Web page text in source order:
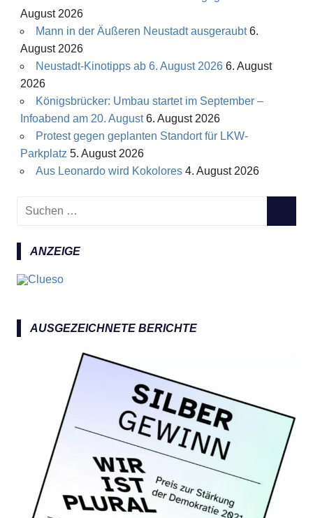
August 2026
Mann in der Äußeren Neustadt ausgeraubt 6.
August 2026
Neustadt-Kinotipps ab 6. August 2026 6. August
2026
Königsbrücker: Umbau startet im September –
Infoabend am 20. August 6. August 2026
Protest gegen geplanten Standort für LKW-
Parkplatz 5. August 2026
Aus Leonardo wird Kokolores 4. August 2026
c
h
e
ANZEIGE
AUSGEZEICHNETE BERICHTE